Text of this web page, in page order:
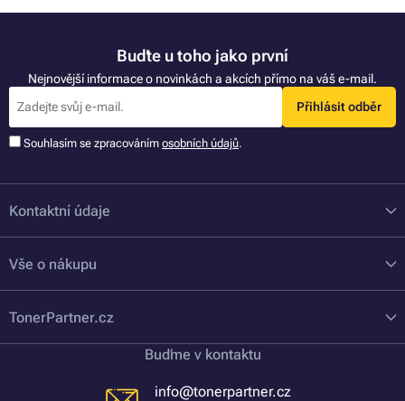
Buďte u toho jako první
Nejnovější informace o novinkách a akcích přímo na váš e-mail.
Přihlásit odběr
Souhlasím se zpracováním osobních údajů.
Kontaktní údaje
Vše o nákupu
TonerPartner.cz
Buďme v kontaktu
info@tonerpartner.cz